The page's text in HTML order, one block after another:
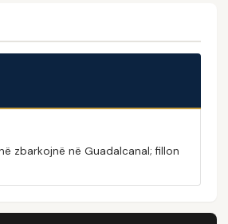
zbarkojnë në Guadalcanal; fillon